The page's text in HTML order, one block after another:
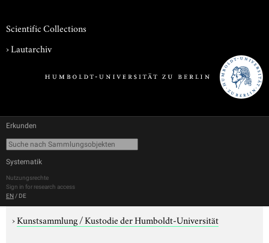
Scientific Collections
›Lautarchiv
Erkunden
Systematik
Nutzungsrechte
Sign in for research access
EN / DE
›Kunstsammlung / Kustodie der Humboldt-Universität